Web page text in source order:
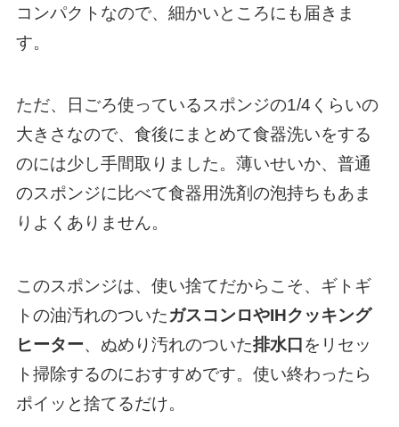
コンパクトなので、細かいところにも届きま
す。
ただ、日ごろ使っているスポンジの1/4くらいの
大きさなので、食後にまとめて食器洗いをする
のには少し手間取りました。薄いせいか、普通
のスポンジに比べて食器用洗剤の泡持ちもあま
りよくありません。
このスポンジは、使い捨てだからこそ、ギトギ
トの油汚れのついたガスコンロやIHクッキング
ヒーター、ぬめり汚れのついた排水口をリセッ
ト掃除するのにおすすめです。使い終わったら
ポイッと捨てるだけ。